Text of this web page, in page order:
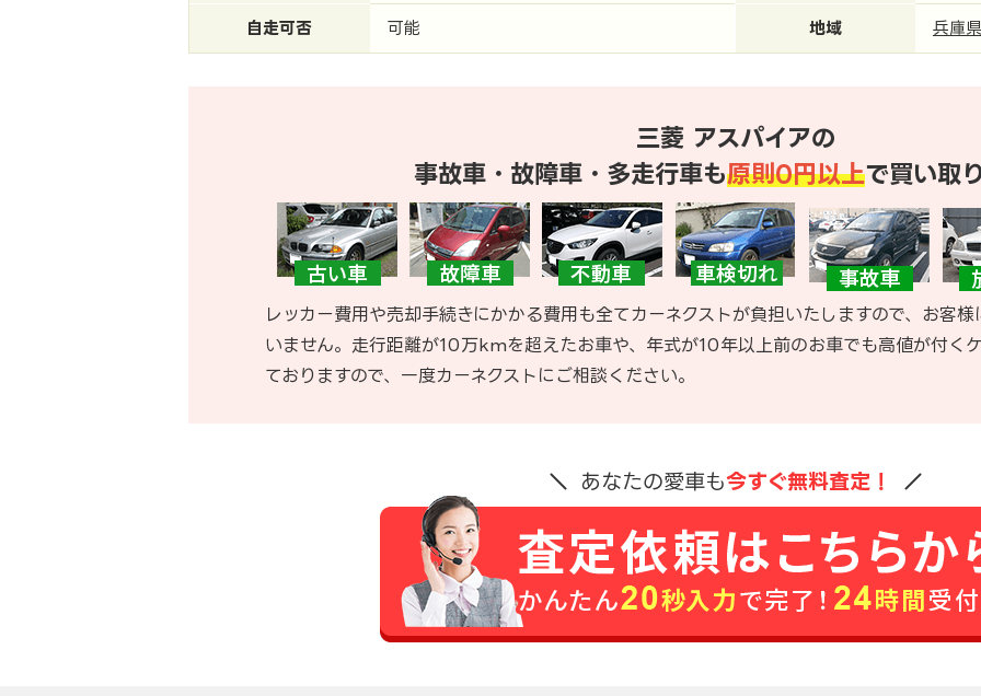
自走可否 可能 地域 兵庫県
三菱 アスパイアの
事故車・故障車・多走行車も原則0円以上で買い取
レッカー費用や売却手続きにかかる費用も全てカーネクストが負担いたしますので、お客
いません。走行距離が10万kmを超えたお車や、年式が10年以上前のお車でも高値が付く
ておりますので、一度カーネクストにご相談ください。
あなたの愛車も今すぐ無料査定！